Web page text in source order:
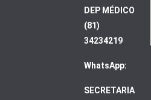
DEP MÉDICO
(81)
34234219
WhatsApp:
SECRETARIA